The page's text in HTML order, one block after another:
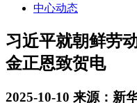
中心动态
习近平就朝鲜劳
金正恩致贺电
2025-10-10 来源：新